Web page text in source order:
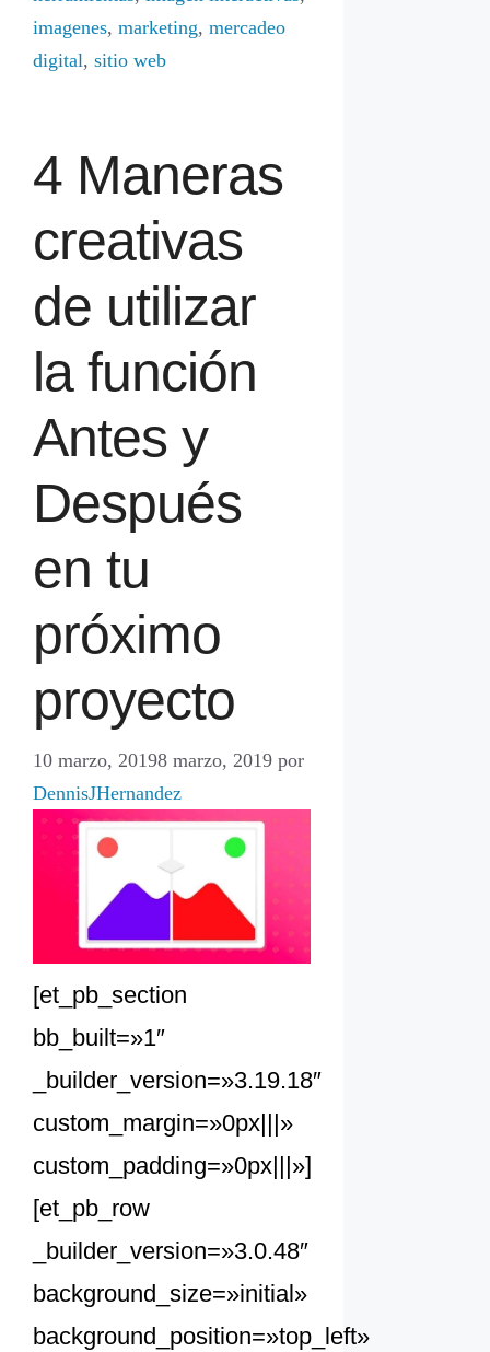
imagenes, marketing, mercadeo
digital, sitio web
4 Maneras
creativas
de utilizar
la función
Antes y
Después
en tu
próximo
proyecto
10 marzo, 20198 marzo, 2019 por
DennisJHernandez
[et_pb_section
bb_built=»1″
_builder_version=»3.19.18″
custom_margin=»0px|||»
custom_padding=»0px|||»]
[et_pb_row
_builder_version=»3.0.48″
background_size=»initial»
background_position=»top_left»